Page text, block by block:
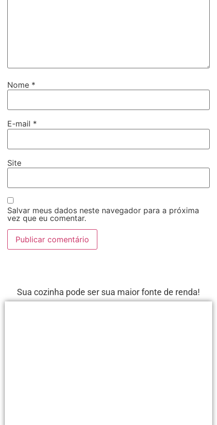
Nome *
E-mail *
Site
Salvar meus dados neste navegador para a próxima
vez que eu comentar.
Sua cozinha pode ser sua maior fonte de renda!